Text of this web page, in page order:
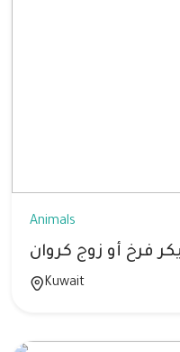
Animals
فرخ أو زوج كروان
Kuwait